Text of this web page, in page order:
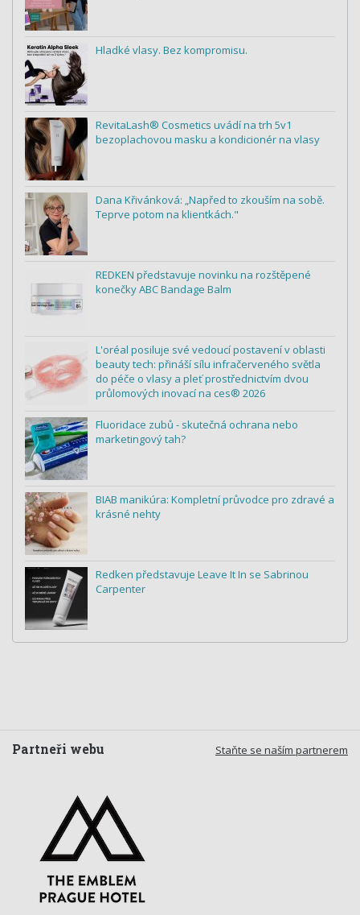
Hladké vlasy. Bez kompromisu.
RevitaLash® Cosmetics uvádí na trh 5v1
bezoplachovou masku a kondicionér na vlasy
Dana Křivánková: „Napřed to zkouším na sobě.
Teprve potom na klientkách."
REDKEN představuje novinku na rozštěpené
konečky ABC Bandage Balm
L'oréal posiluje své vedoucí postavení v oblasti
beauty tech: přináší sílu infračerveného světla
do péče o vlasy a pleť prostřednictvím dvou
průlomových inovací na ces® 2026
Fluoridace zubů - skutečná ochrana nebo
marketingový tah?
BIAB manikúra: Kompletní průvodce pro zdravé a
krásné nehty
Redken představuje Leave It In se Sabrinou
Carpenter
Staňte se naším partnerem
Partneři webu